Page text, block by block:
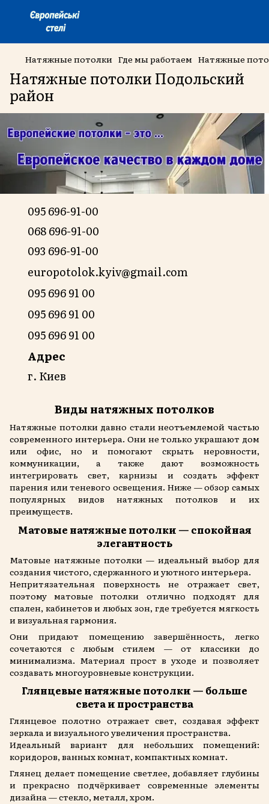
Натяжные потолки Где мы работаем Натяжные
Натяжные потолки Подольский
район
095 696-91-00
068 696-91-00
093 696-91-00
europotolok.kyiv@gmail.com
095 696 91 00
095 696 91 00
095 696 91 00
Адрес
г. Киев
Виды натяжных потолков
Натяжные потолки давно стали неотъемлемой частью
современного интерьера. Они не только украшают дом
или офис, но и помогают скрыть неровности,
коммуникации, а также дают возможность
интегрировать свет, карнизы и создать эффект
парения или теневого освещения. Ниже — обзор самых
популярных видов натяжных потолков и их
преимуществ.
Матовые натяжные потолки — спокойная
элегантность
Матовые натяжные потолки — идеальный выбор для
создания чистого, сдержанного и уютного интерьера.
Непритязательная поверхность не отражает свет,
поэтому матовые потолки отлично подходят для
спален, кабинетов и любых зон, где требуется мягкость
и визуальная гармония.
Они придают помещению завершённость, легко
сочетаются с любым стилем — от классики до
минимализма. Материал прост в уходе и позволяет
создавать многоуровневые конструкции.
Глянцевые натяжные потолки — больше
света и пространства
Глянцевое полотно отражает свет, создавая эффект
зеркала и визуального увеличения пространства.
Идеальный вариант для небольших помещений:
коридоров, ванных комнат, компактных комнат.
Глянец делает помещение светлее, добавляет глубины
и прекрасно подчёркивает современные элементы
дизайна — стекло, металл, хром.